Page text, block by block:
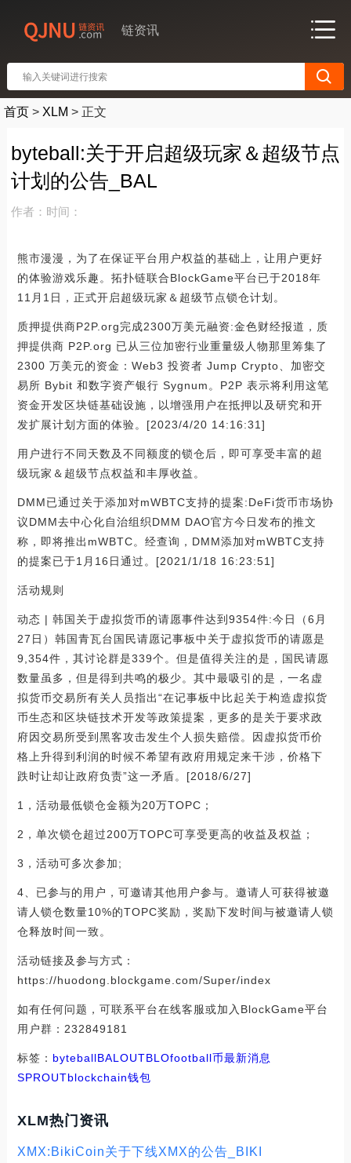
链资讯
首页 > XLM > 正文
byteball:关于开启超级玩家＆超级节点
计划的公告_BAL
作者： 时间：
熊市漫漫，为了在保证平台用户权益的基础上，让用户更好
的体验游戏乐趣。拓扑链联合BlockGame平台已于2018年
11月1日，正式开启超级玩家＆超级节点锁仓计划。
质押提供商P2P.org完成2300万美元融资:金色财经报道，质
押提供商 P2P.org 已从三位加密行业重量级人物那里筹集了
2300 万美元的资金：Web3 投资者 Jump Crypto、加密交
易所 Bybit 和数字资产银行 Sygnum。P2P 表示将利用这笔
资金开发区块链基础设施，以增强用户在抵押以及研究和开
发扩展计划方面的体验。[2023/4/20 14:16:31]
用户进行不同天数及不同额度的锁仓后，即可享受丰富的超
级玩家＆超级节点权益和丰厚收益。
DMM已通过关于添加对mWBTC支持的提案:DeFi货币市场协
议DMM去中心化自治组织DMM DAO官方今日发布的推文
称，即将推出mWBTC。经查询，DMM添加对mWBTC支持
的提案已于1月16日通过。[2021/1/18 16:23:51]
活动规则
动态 | 韩国关于虚拟货币的请愿事件达到9354件:今日（6月
27日）韩国青瓦台国民请愿记事板中关于虚拟货币的请愿是
9,354件，其讨论群是339个。但是值得关注的是，国民请愿
数量虽多，但是得到共鸣的极少。其中最吸引的是，一名虚
拟货币交易所有关人员指出“在记事板中比起关于构造虚拟货
币生态和区块链技术开发等政策提案，更多的是关于要求政
府因交易所受到黑客攻击发生个人损失赔偿。因虚拟货币价
格上升得到利润的时候不希望有政府用规定来干涉，价格下
跌时让却让政府负责”这一矛盾。[2018/6/27]
1，活动最低锁仓金额为20万TOPC；
2，单次锁仓超过200万TOPC可享受更高的收益及权益；
3，活动可多次参加;
4、已参与的用户，可邀请其他用户参与。邀请人可获得被邀
请人锁仓数量10%的TOPC奖励，奖励下发时间与被邀请人锁
仓释放时间一致。
活动链接及参与方式：
https://huodong.blockgame.com/Super/index
如有任何问题，可联系平台在线客服或加入BlockGame平台
用户群：232849181
标签： byteballBAL OUTBLOfootball币最新消息
SPROUTblockchain钱包
XLM热门资讯
XMX:BikiCoin关于下线XMX的公告_BIKI